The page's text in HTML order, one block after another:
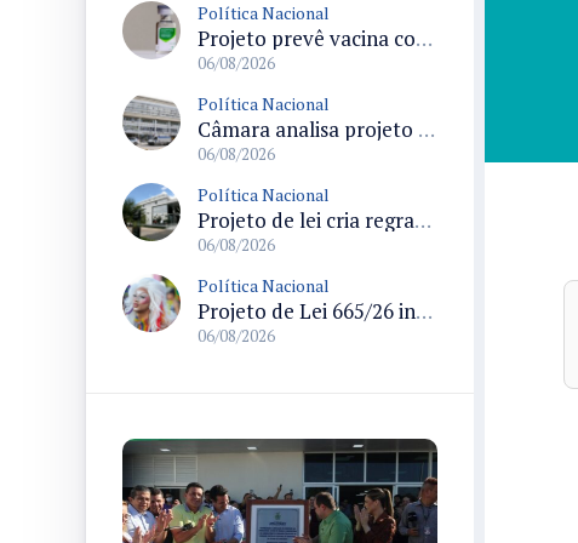
Política Nacional
Projeto prevê vacina contra HPV obrigatória e testes moleculares para rastreamento do câncer do colo do útero
06/08/2026
Política Nacional
Câmara analisa projeto que cria Política Nacional de Qualificação e Valorização da Preceptoria na Residência Médica
06/08/2026
Política Nacional
Projeto de lei cria regras para punir litigância abusiva reversa e integrar sistemas do Judiciário
06/08/2026
Política Nacional
Projeto de Lei 665/26 institui política nacional para prevenção ao transfeminicídio e prevê medidas de proteção e reparação
06/08/2026